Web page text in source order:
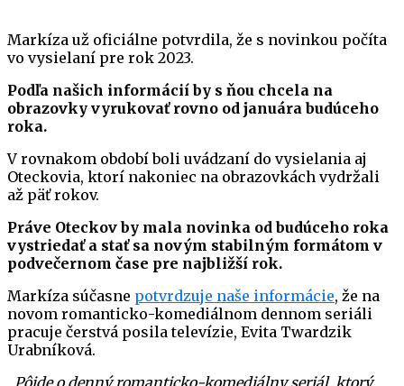
Markíza už oficiálne potvrdila, že s novinkou počíta
vo vysielaní pre rok 2023.
Podľa našich informácií by s ňou chcela na
obrazovky vyrukovať rovno od januára budúceho
roka.
V rovnakom období boli uvádzaní do vysielania aj
Oteckovia, ktorí nakoniec na obrazovkách vydržali
až päť rokov.
Práve Oteckov by mala novinka od budúceho roka
vystriedať a stať sa novým stabilným formátom v
podvečernom čase pre najbližší rok.
Markíza súčasne potvrdzuje naše informácie, že na
novom romanticko-komediálnom dennom seriáli
pracuje čerstvá posila televízie, Evita Twardzik
Urabníková.